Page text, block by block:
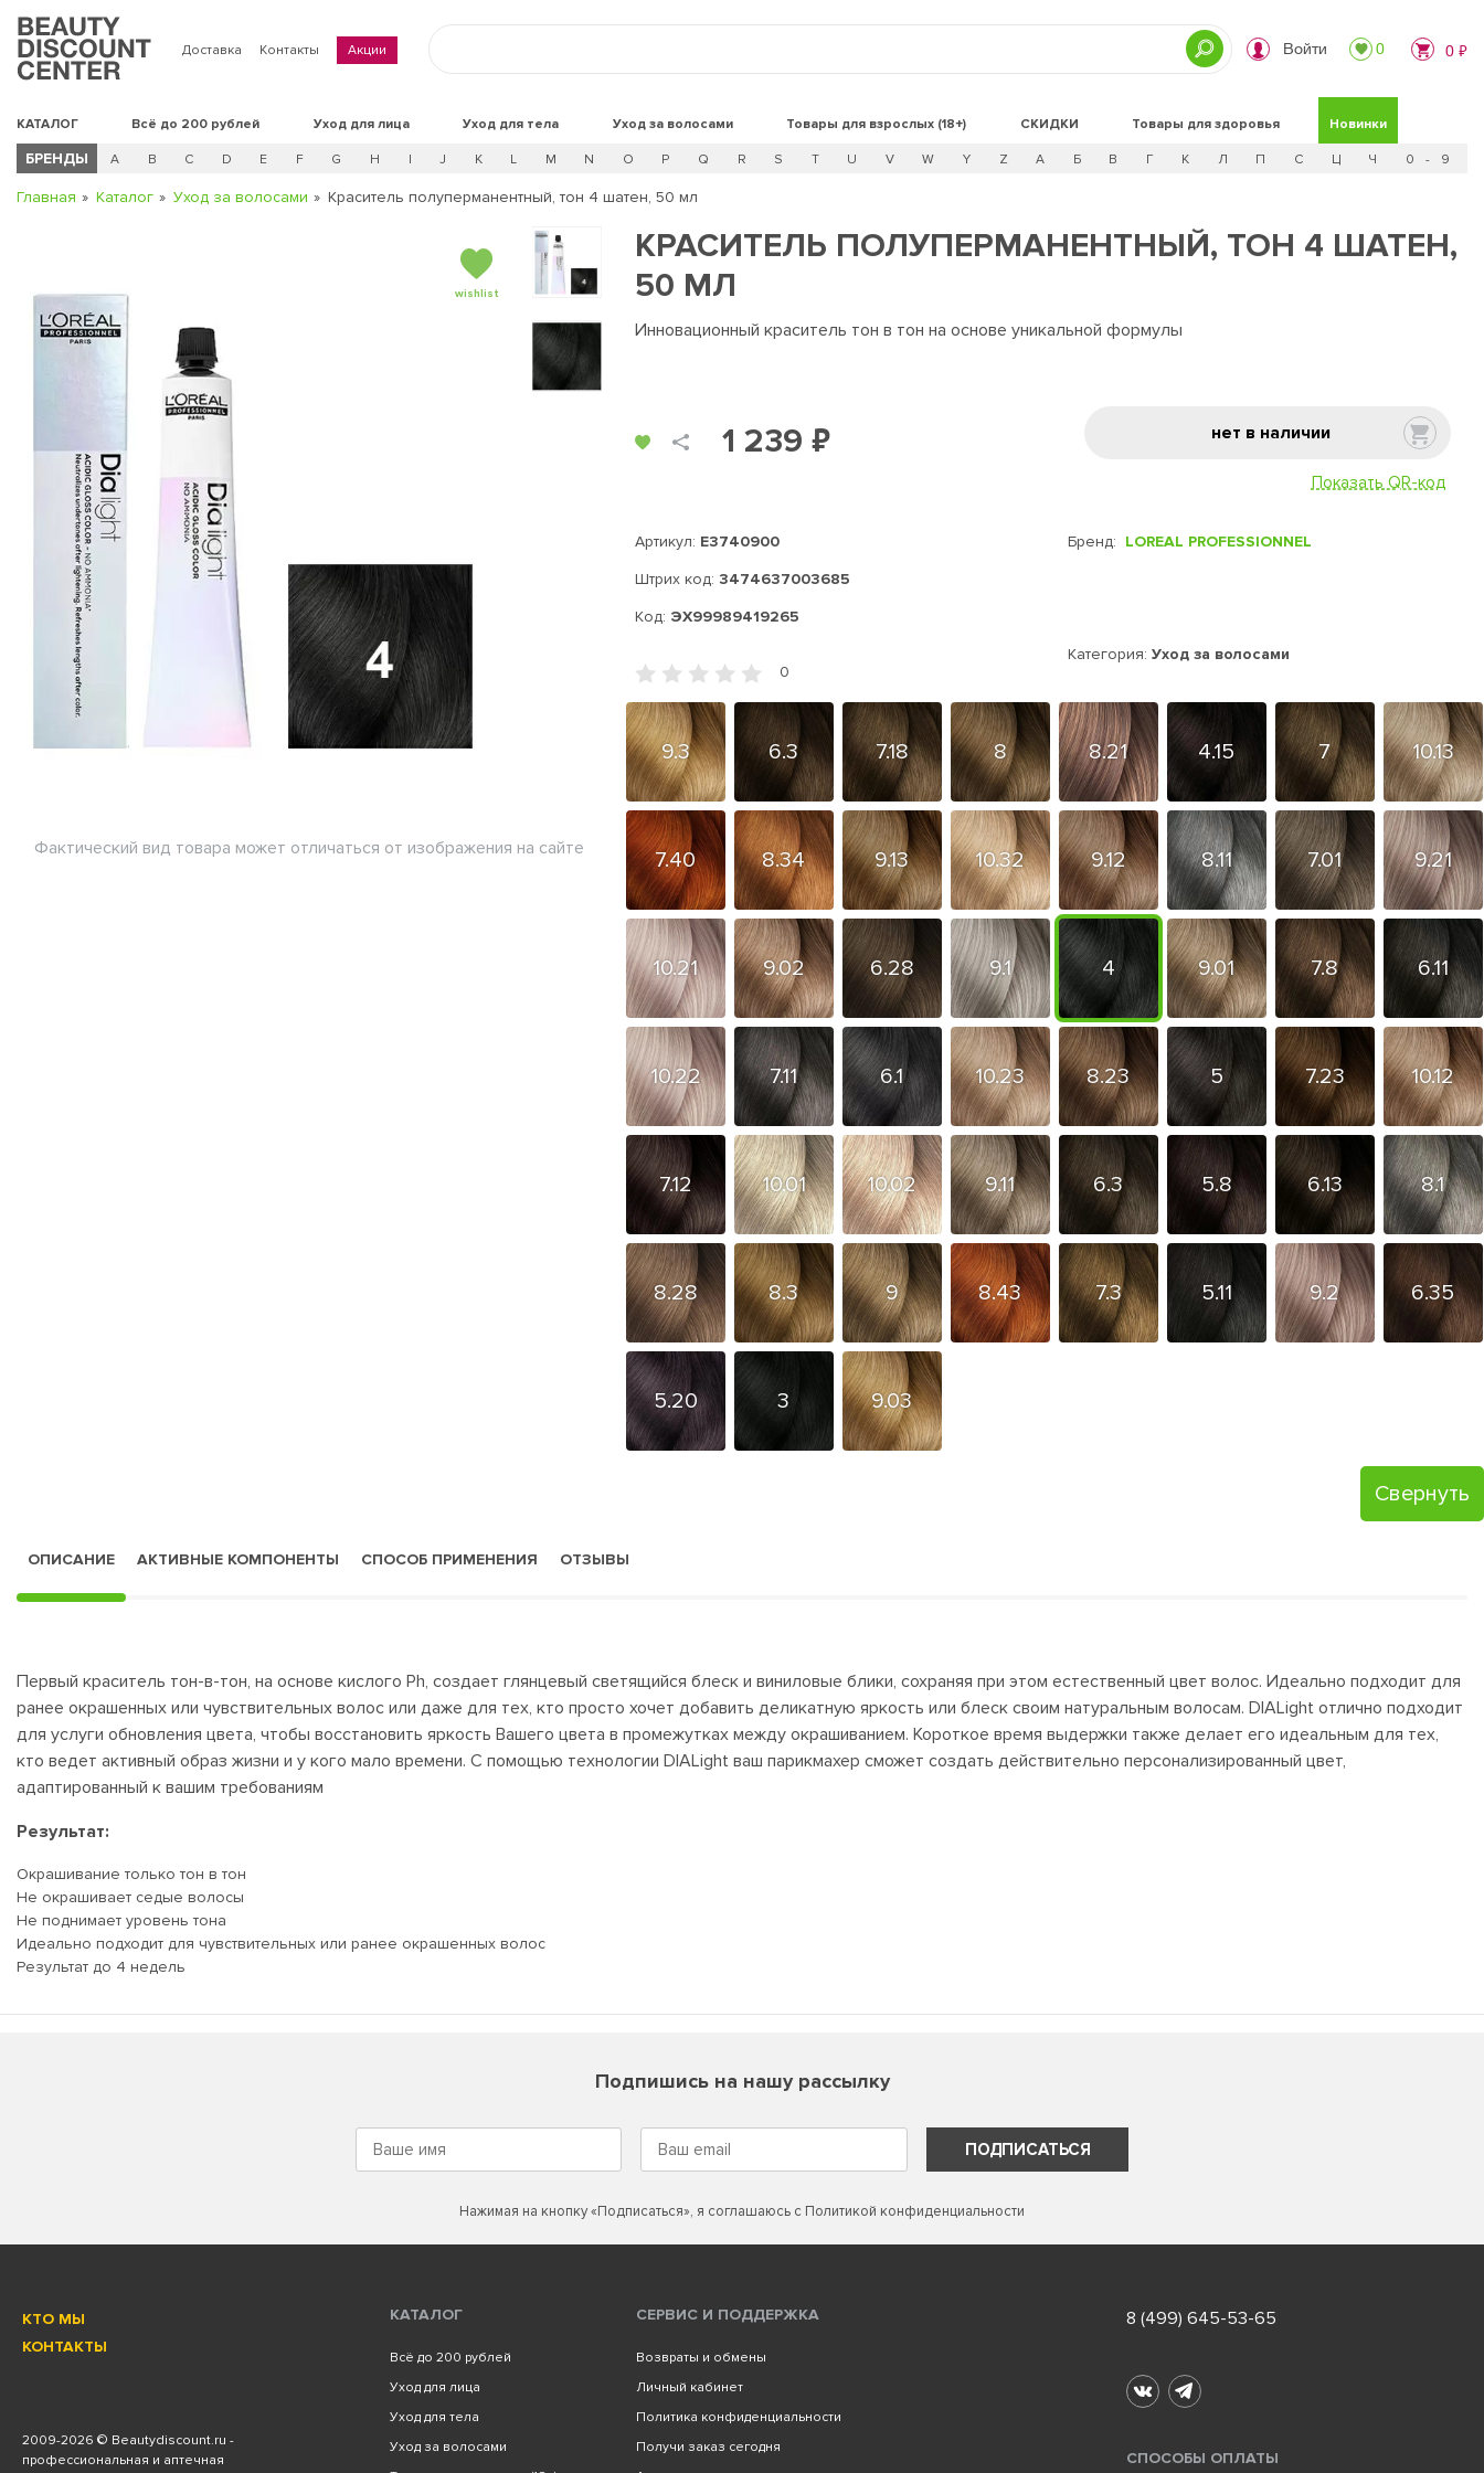
Доставка Контакты Акции Войти 0 0 ₽
КАТАЛОГ Всё до 200 рублей Уход для лица Уход для тела Уход за волосами Товары для взрослых (18+) СКИДКИ Новинки
Товары для здоровья
БРЕНДЫ A B C D E F G H I J K L M N O P Q R S T U V W Y Z А Б В Г К Л П С Ц Ч 0 - 9
Главная Каталог Уход за волосами Краситель полуперманентный, тон 4 шатен, 50 мл
wishlist
Фактический вид товара может отличаться от изображения на сайте
КРАСИТЕЛЬ ПОЛУПЕРМАНЕНТНЫЙ, ТОН 4 ШАТЕН,
50 МЛ
Инновационный краситель тон в тон на основе уникальной формулы
1 239 ₽ нет в наличии
Показать QR-код
Артикул: E3740900
Штрих код: 3474637003685
Код: ЭХ99989419265
Бренд: LOREAL PROFESSIONNEL
Категория: Уход за волосами
0
9.3 6.3 7.18 8 8.21 4.15 7 10.13
7.40 8.34 9.13 10.32 9.12 8.11 7.01 9.21
10.21 9.02 6.28 9.1 4 9.01 7.8 6.11
10.22 7.11 6.1 10.23 8.23 5 7.23 10.12
7.12 10.01 10.02 9.11 6.3 5.8 6.13 8.1
8.28 8.3 9 8.43 7.3 5.11 9.2 6.35
5.20 3 9.03
Cвернуть
ОПИСАНИЕ АКТИВНЫЕ КОМПОНЕНТЫ СПОСОБ ПРИМЕНЕНИЯ ОТЗЫВЫ
Первый краситель тон-в-тон, на основе кислого Ph, создает глянцевый светящийся блеск и виниловые блики, сохраняя при этом естественный цвет волос. Идеально подходит для
ранее окрашенных или чувствительных волос или даже для тех, кто просто хочет добавить деликатную яркость или блеск своим натуральным волосам. DIALight отлично подходит
для услуги обновления цвета, чтобы восстановить яркость Вашего цвета в промежутках между окрашиванием. Короткое время выдержки также делает его идеальным для тех,
кто ведет активный образ жизни и у кого мало времени. С помощью технологии DIALight ваш парикмахер сможет создать действительно персонализированный цвет,
адаптированный к вашим требованиям
Результат:
Окрашивание только тон в тон
Не окрашивает седые волосы
Не поднимает уровень тона
Идеально подходит для чувствительных или ранее окрашенных волос
Результат до 4 недель
Подпишись на нашу рассылку
ПОДПИСАТЬСЯ
Нажимая на кнопку «Подписаться», я соглашаюсь с Политикой конфиденциальности
КТО МЫ
КОНТАКТЫ
2009-2026 © Beautydiscount.ru -
профессиональная и аптечная
КАТАЛОГ
Всё до 200 рублей
Уход для лица
Уход для тела
Уход за волосами
СЕРВИС И ПОДДЕРЖКА
Возвраты и обмены
Личный кабинет
Политика конфиденциальности
Получи заказ сегодня
8 (499) 645-53-65
СПОСОБЫ ОПЛАТЫ